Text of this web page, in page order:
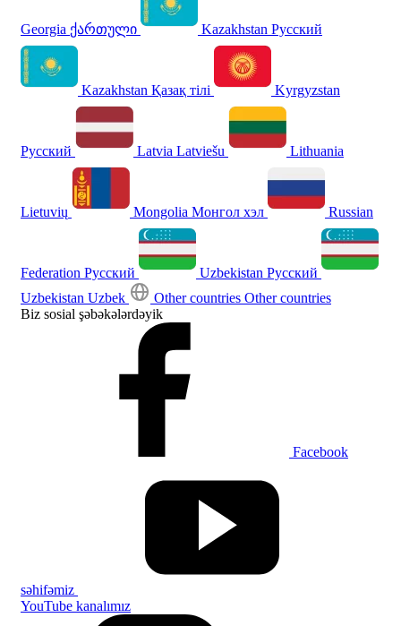
Georgia ქართული Kazakhstan Русский
Kazakhstan Қазақ тілі Kyrgyzstan
Русский Latvia Latviešu Lithuania
Lietuvių Mongolia Монгол хэл Russian
Federation Русский Uzbekistan Русский
Uzbekistan Uzbek Other countries Other countries
Biz sosial şəbəkələrdəyik
Facebook
səhifəmiz
YouTube kanalımız